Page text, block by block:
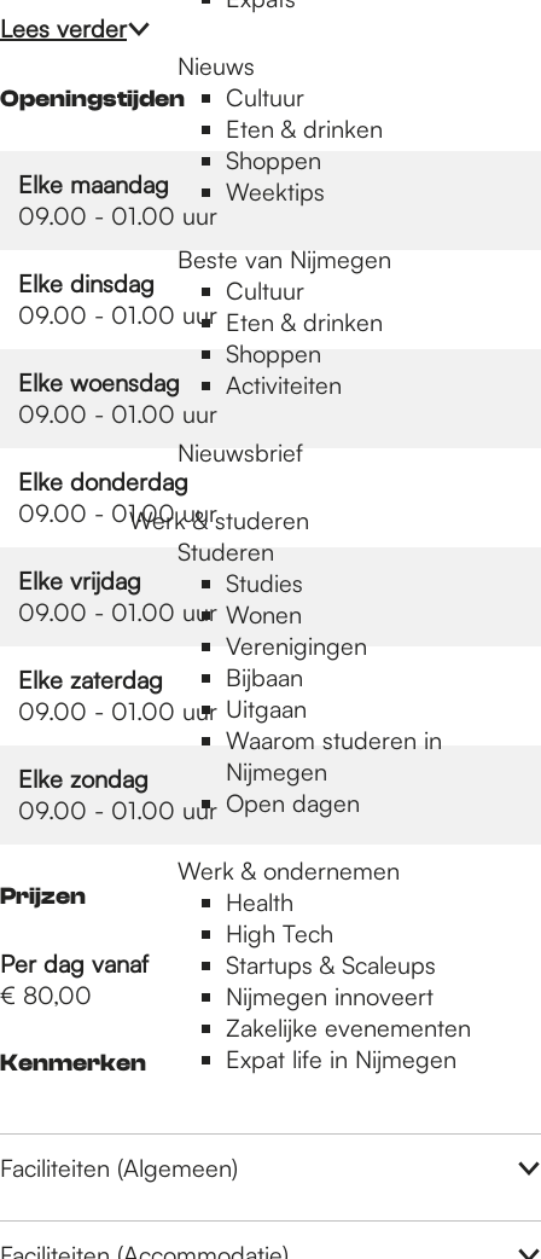
Nieuws
Cultuur
Eten & drinken
Shoppen
Weektips
Beste van Nijmegen
Cultuur
Eten & drinken
Shoppen
Activiteiten
Nieuwsbrief
Werk & studeren
Studeren
Studies
Wonen
Verenigingen
Bijbaan
Uitgaan
Waarom studeren in
Nijmegen
Open dagen
Werk & ondernemen
Health
High Tech
Startups & Scaleups
Nijmegen innoveert
Zakelijke evenementen
Expat life in Nijmegen
Lees verder
Openingstijden
Elke maandag
09.00 - 01.00 uur
Elke dinsdag
09.00 - 01.00 uur
Elke woensdag
09.00 - 01.00 uur
Elke donderdag
09.00 - 01.00 uur
Elke vrijdag
09.00 - 01.00 uur
Elke zaterdag
09.00 - 01.00 uur
Elke zondag
09.00 - 01.00 uur
Prijzen
Per dag vanaf
€ 80,00
Kenmerken
Faciliteiten (Algemeen)